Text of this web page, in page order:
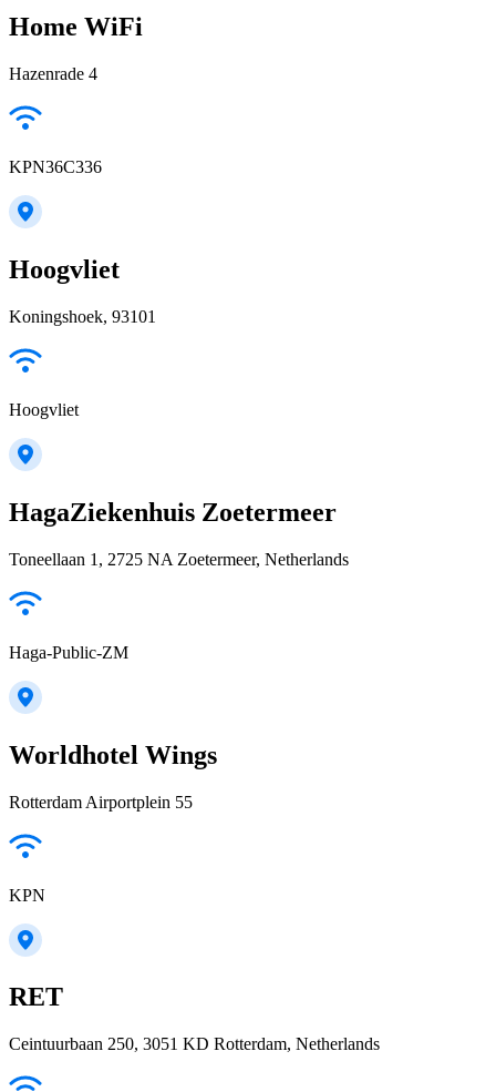
Home WiFi
Hazenrade 4
KPN36C336
Hoogvliet
Koningshoek, 93101
Hoogvliet
HagaZiekenhuis Zoetermeer
Toneellaan 1, 2725 NA Zoetermeer, Netherlands
Haga-Public-ZM
Worldhotel Wings
Rotterdam Airportplein 55
KPN
RET
Ceintuurbaan 250, 3051 KD Rotterdam, Netherlands